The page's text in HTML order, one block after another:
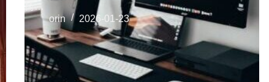
椅…
orin
2026-01-23